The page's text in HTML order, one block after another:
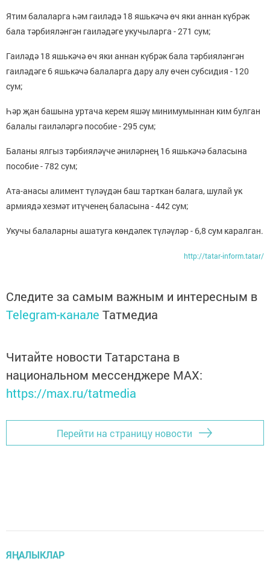
Ятим балаларга һәм гаиләдә 18 яшькәчә өч яки аннан күбрәк
бала тәрбияләнгән гаиләдәге укучыларга - 271 сум;
Гаиләдә 18 яшькәчә өч яки аннан күбрәк бала тәрбияләнгән
гаиләдәге 6 яшькәчә балаларга дару алу өчен субсидия - 120
сум;
Һәр җан башына уртача керем яшәү минимумыннан ким булган
балалы гаиләләргә пособие - 295 сум;
Баланы ялгыз тәрбияләүче әниләрнең 16 яшькәчә баласына
пособие - 782 сум;
Ата-анасы алимент түләүдән баш тарткан балага, шулай ук
армиядә хезмәт итүченең баласына - 442 сум;
Укучы балаларны ашатуга көндәлек түләүләр - 6,8 сум каралган.
http://tatar-inform.tatar/
Следите за самым важным и интересным в
Telegram-канале Татмедиа
Читайте новости Татарстана в
национальном мессенджере MАХ:
https://max.ru/tatmedia
Перейти на страницу новости
ЯҢАЛЫКЛАР